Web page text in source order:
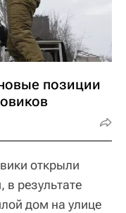
позиции
открыли
в результате
дом на улице